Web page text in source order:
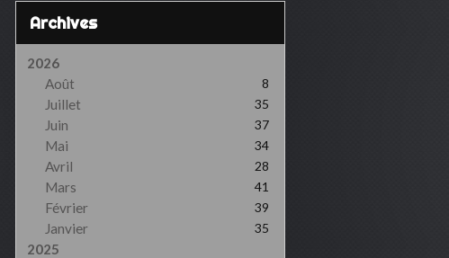
Archives
2026
Août
8
Juillet 35
Juin 37
Mai 34
Avril 28
Mars 41
Février 39
Janvier 35
2025